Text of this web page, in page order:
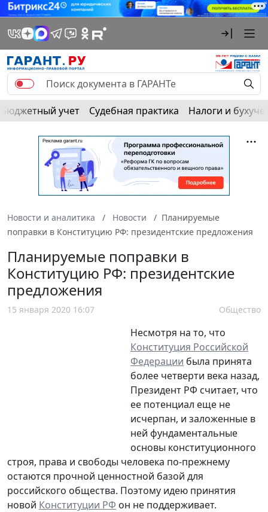
Бюджетный учет Судебная практика Налоги и
Новости и аналитика Новости
Планируемые
поправки в Конституцию РФ: президентские предложения
Планируемые поправки в
Конституцию РФ: президентские
предложения
15 января 2020 16:07 Общество
Несмотря на то, что
Конституция Российской
Федерации была принята
более четверти века назад,
Президент РФ считает, что
ее потенциал еще не
исчерпан, и заложенные в
ней фундаментальные
основы конституционного
строя, права и свободы человека по-прежнему
остаются прочной ценностной базой для
российского общества. Поэтому идею принятия
новой Конституции РФ он не поддерживает.